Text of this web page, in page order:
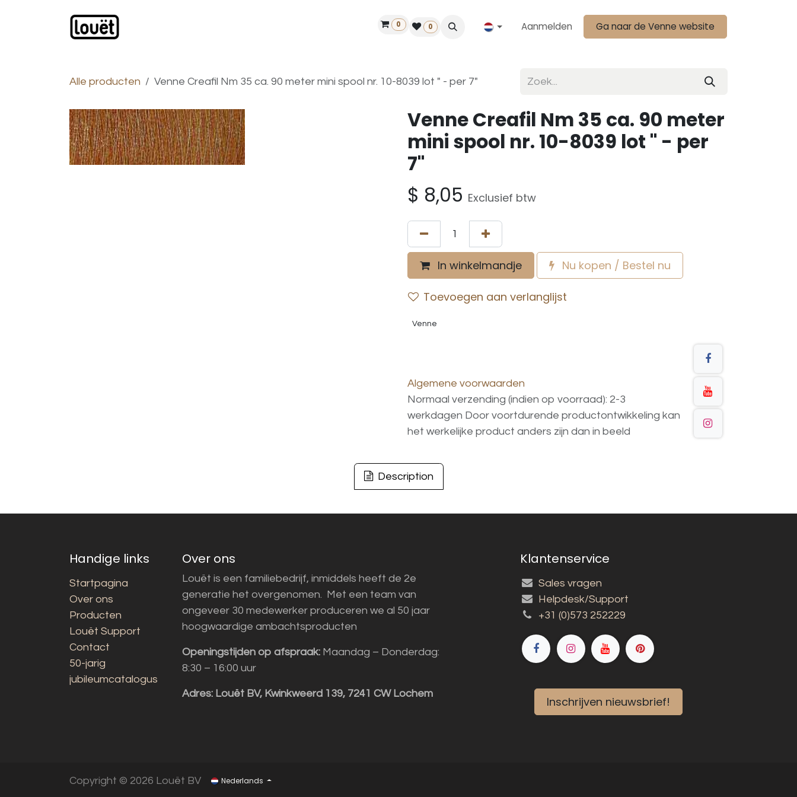
Vind een dealer
0 0 Aanmelden Ga naar de Venne website
Alle producten Venne Creafil Nm 35 ca. 90 meter mini spool nr. 10-8039 lot " - per 7"
Venne Creafil Nm 35 ca. 90 meter
mini spool nr. 10-8039 lot " - per
7"
$ 8,05 Exclusief btw
In winkelmandje Nu kopen / Bestel nu
Toevoegen aan verlanglijst
Venne
Algemene voorwaarden
Normaal verzending (indien op voorraad): 2-3
werkdagen Door voortdurende productontwikkeling kan
het werkelijke product anders zijn dan in beeld
Description
Handige links
Startpagina
Over ons
Producten
Louët Support
Contact
50-jarig
jubileumcatalogus
Over ons
Louët is een familiebedrijf, inmiddels heeft de 2e
generatie het overgenomen. Met een team van
ongeveer 30 medewerker produceren we al 50 jaar
hoogwaardige ambachtsproducten
Openingstijden op afspraak: Maandag – Donderdag:
8:30 – 16:00 uur
Adres: Louët BV, Kwinkweerd 139, 7241 CW Lochem
Klantenservice
Sales vragen
Helpdesk/Support
+31 (0)573 252229
Inschrijven nieuwsbrief!
Copyright © 2026 Louët BV Nederlands